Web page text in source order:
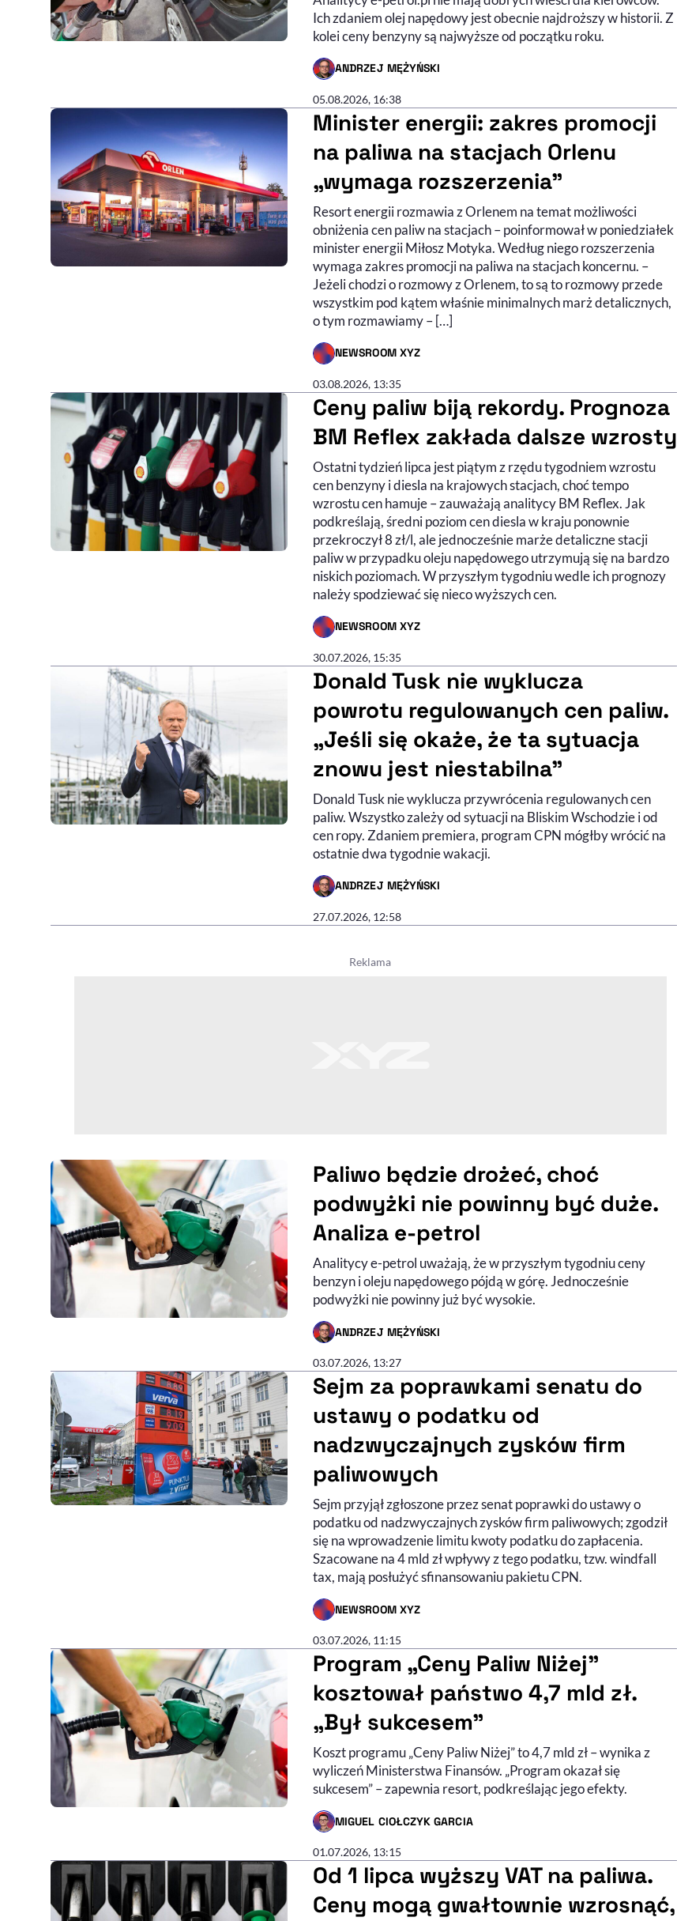
Ich zdaniem olej napędowy jest obecnie najdroższy w historii. Z
kolei ceny benzyny są najwyższe od początku roku.
ANDRZEJ MĘŻYŃSKI
- AUTOR ARTYKUŁU - PROFIL
05.08.2026, 16:38
Minister energii: zakres promocji
na paliwa na stacjach Orlenu
„wymaga rozszerzenia"
Resort energii rozmawia z Orlenem na temat możliwości
obniżenia cen paliw na stacjach – poinformował w poniedziałek
minister energii Miłosz Motyka. Według niego rozszerzenia
wymaga zakres promocji na paliwa na stacjach koncernu. –
Jeżeli chodzi o rozmowy z Orlenem, to są to rozmowy przede
wszystkim pod kątem właśnie minimalnych marż detalicznych,
o tym rozmawiamy – […]
NEWSROOM XYZ
- AUTOR ARTYKUŁU - PROFIL
03.08.2026, 13:35
Ceny paliw biją rekordy. Prognoza
BM Reflex zakłada dalsze wzrosty
Ostatni tydzień lipca jest piątym z rzędu tygodniem wzrostu
cen benzyny i diesla na krajowych stacjach, choć tempo
wzrostu cen hamuje – zauważają analitycy BM Reflex. Jak
podkreślają, średni poziom cen diesla w kraju ponownie
przekroczył 8 zł/l, ale jednocześnie marże detaliczne stacji
paliw w przypadku oleju napędowego utrzymują się na bardzo
niskich poziomach. W przyszłym tygodniu wedle ich prognozy
należy spodziewać się nieco wyższych cen.
NEWSROOM XYZ
- AUTOR ARTYKUŁU - PROFIL
30.07.2026, 15:35
Donald Tusk nie wyklucza
powrotu regulowanych cen paliw.
„Jeśli się okaże, że ta sytuacja
znowu jest niestabilna"
Donald Tusk nie wyklucza przywrócenia regulowanych cen
paliw. Wszystko zależy od sytuacji na Bliskim Wschodzie i od
cen ropy. Zdaniem premiera, program CPN mógłby wrócić na
ostatnie dwa tygodnie wakacji.
ANDRZEJ MĘŻYŃSKI
- AUTOR ARTYKUŁU - PROFIL
27.07.2026, 12:58
Paliwo będzie drożeć, choć
podwyżki nie powinny być duże.
Analiza e-petrol
Analitycy e-petrol uważają, że w przyszłym tygodniu ceny
benzyn i oleju napędowego pójdą w górę. Jednocześnie
podwyżki nie powinny już być wysokie.
ANDRZEJ MĘŻYŃSKI
- AUTOR ARTYKUŁU - PROFIL
03.07.2026, 13:27
Sejm za poprawkami senatu do
ustawy o podatku od
nadzwyczajnych zysków firm
paliwowych
Sejm przyjął zgłoszone przez senat poprawki do ustawy o
podatku od nadzwyczajnych zysków firm paliwowych; zgodził
się na wprowadzenie limitu kwoty podatku do zapłacenia.
Szacowane na 4 mld zł wpływy z tego podatku, tzw. windfall
tax, mają posłużyć sfinansowaniu pakietu CPN.
NEWSROOM XYZ
- AUTOR ARTYKUŁU - PROFIL
03.07.2026, 11:15
Program „Ceny Paliw Niżej”
kosztował państwo 4,7 mld zł.
„Był sukcesem”
Koszt programu „Ceny Paliw Niżej” to 4,7 mld zł – wynika z
wyliczeń Ministerstwa Finansów. „Program okazał się
sukcesem” – zapewnia resort, podkreślając jego efekty.
MIGUEL CIOŁCZYK GARCIA
- AUTOR ARTYKUŁU - PROFIL
01.07.2026, 13:15
Od 1 lipca wyższy VAT na paliwa.
Ceny mogą gwałtownie wzrosnąć,